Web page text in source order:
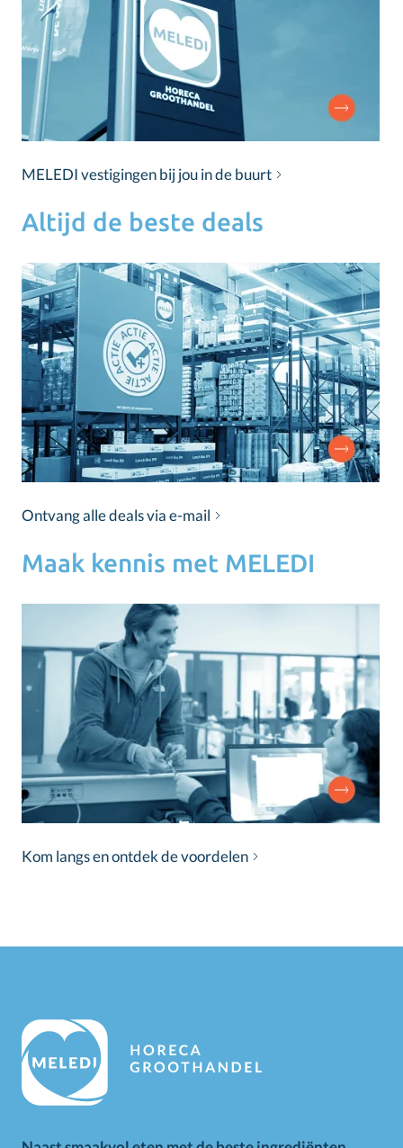
MELEDI vestigingen bij jou in de buurt
Altijd de beste deals
Ontvang alle deals via e-mail
Maak kennis met MELEDI
Kom langs en ontdek de voordelen